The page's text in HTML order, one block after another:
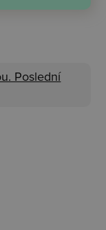
Poslední